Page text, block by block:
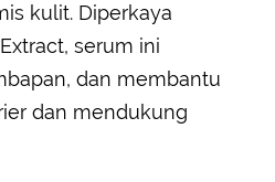
kulit. Diperkaya
serum ini
dan membantu
dan mendukung